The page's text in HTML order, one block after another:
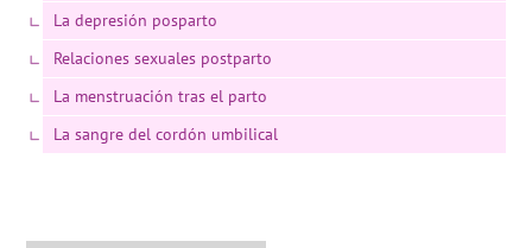
La depresión posparto
Relaciones sexuales postparto
La menstruación tras el parto
La sangre del cordón umbilical